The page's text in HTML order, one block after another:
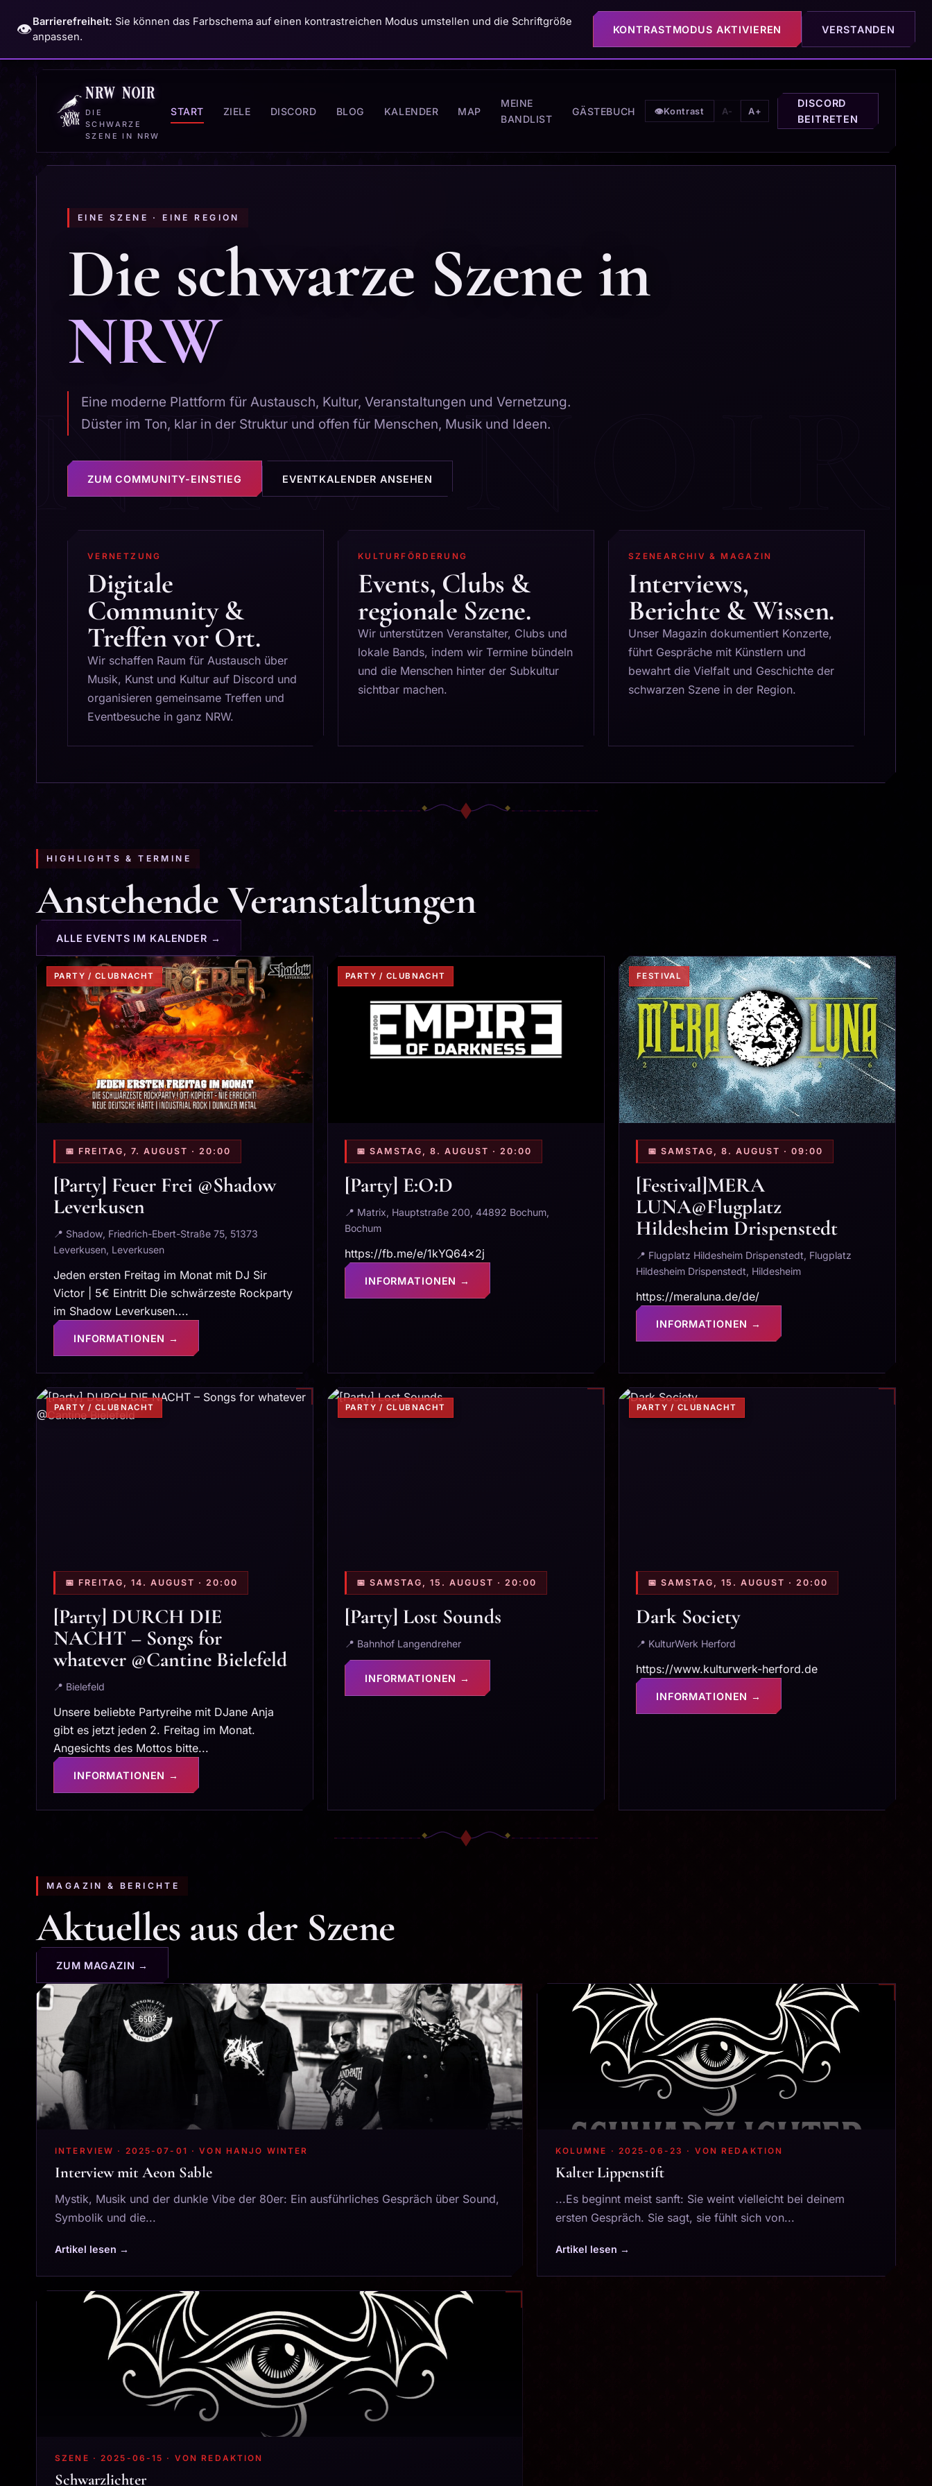
👁️Barrierefreiheit: Sie können das Farbschema auf einen kontrastreichen Modus umstellen und die Schriftgröße
anpassen.
KONTRASTMODUS AKTIVIEREN VERSTANDEN
nrw noir
DIE
SCHWARZE
SZENE IN NRW
START ZIELE DISCORD BLOG KALENDER MAP
MEINE
BANDLIST
GÄSTEBUCH 👁️Kontrast A- A+
DISCORD
BEITRETEN
EINE SZENE · EINE REGION
Die schwarze Szene in
NRW
Eine moderne Plattform für Austausch, Kultur, Veranstaltungen und Vernetzung.
Düster im Ton, klar in der Struktur und offen für Menschen, Musik und Ideen.
ZUM COMMUNITY-EINSTIEG EVENTKALENDER ANSEHEN
VERNETZUNG
Digitale
Community &
Treffen vor Ort.
Wir schaffen Raum für Austausch über
Musik, Kunst und Kultur auf Discord und
organisieren gemeinsame Treffen und
Eventbesuche in ganz NRW.
KULTURFÖRDERUNG
Events, Clubs &
regionale Szene.
Wir unterstützen Veranstalter, Clubs und
lokale Bands, indem wir Termine bündeln
und die Menschen hinter der Subkultur
sichtbar machen.
SZENEARCHIV & MAGAZIN
Interviews,
Berichte & Wissen.
Unser Magazin dokumentiert Konzerte,
führt Gespräche mit Künstlern und
bewahrt die Vielfalt und Geschichte der
schwarzen Szene in der Region.
HIGHLIGHTS & TERMINE
Anstehende Veranstaltungen
ALLE EVENTS IM KALENDER →
PARTY / CLUBNACHT
📅 FREITAG, 7. AUGUST · 20:00
[Party] Feuer Frei @Shadow
Leverkusen
📍 Shadow, Friedrich-Ebert-Straße 75, 51373
Leverkusen, Leverkusen
Jeden ersten Freitag im Monat mit DJ Sir
Victor | 5€ Eintritt Die schwärzeste Rockparty
im Shadow Leverkusen....
INFORMATIONEN →
PARTY / CLUBNACHT
📅 SAMSTAG, 8. AUGUST · 20:00
[Party] E:O:D
📍 Matrix, Hauptstraße 200, 44892 Bochum,
Bochum
https://fb.me/e/1kYQ64x2j
INFORMATIONEN →
FESTIVAL
📅 SAMSTAG, 8. AUGUST · 09:00
[Festival]MERA
LUNA@Flugplatz
Hildesheim Drispenstedt
📍 Flugplatz Hildesheim Drispenstedt, Flugplatz
Hildesheim Drispenstedt, Hildesheim
https://meraluna.de/de/
INFORMATIONEN →
PARTY / CLUBNACHT
📅 FREITAG, 14. AUGUST · 20:00
[Party] DURCH DIE
NACHT – Songs for
whatever @Cantine Bielefeld
📍 Bielefeld
Unsere beliebte Partyreihe mit DJane Anja
gibt es jetzt jeden 2. Freitag im Monat.
Angesichts des Mottos bitte...
INFORMATIONEN →
PARTY / CLUBNACHT
📅 SAMSTAG, 15. AUGUST · 20:00
[Party] Lost Sounds
📍 Bahnhof Langendreher
INFORMATIONEN →
PARTY / CLUBNACHT
📅 SAMSTAG, 15. AUGUST · 20:00
Dark Society
📍 KulturWerk Herford
https://www.kulturwerk-herford.de
INFORMATIONEN →
MAGAZIN & BERICHTE
Aktuelles aus der Szene
ZUM MAGAZIN →
INTERVIEW · 2025-07-01 · VON HANJO WINTER
Interview mit Aeon Sable
Mystik, Musik und der dunkle Vibe der 80er: Ein ausführliches Gespräch über Sound,
Symbolik und die...
Artikel lesen →
KOLUMNE · 2025-06-23 · VON REDAKTION
Kalter Lippenstift
...Es beginnt meist sanft: Sie weint vielleicht bei deinem
ersten Gespräch. Sie sagt, sie fühlt sich von...
Artikel lesen →
SZENE · 2025-06-15 · VON REDAKTION
Schwarzlichter